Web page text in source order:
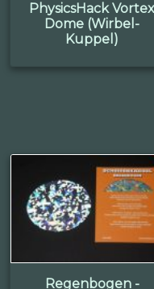
PhysicsHack Vortex
Dome (Wirbel-
Kuppel)
Regenbogen -